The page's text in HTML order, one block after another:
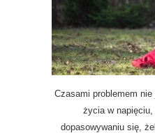
Czasami problemem
życia w
dopasowywaniu się,